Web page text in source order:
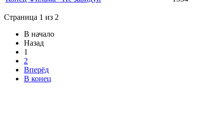
Страница 1 из 2
В начало
Назад
1
2
Вперёд
В конец